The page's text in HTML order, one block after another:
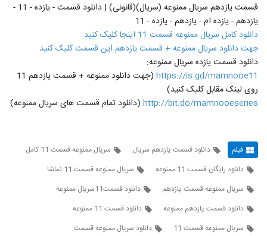
قسمت یازدهم سریال ممنوعه (سریال)(قانونی) | دانلود قسمت - یازده - 11 -
یازدهم - یازده ام - یازدهم - یازده - 11
دانلود کامل سریال ممنوعه قسمت 11 اینجا کلیک کنید
جهت دانلود سریال ممنوعه + قسمت یازدهم این قسمت کلیک کنید
دانلود قسمت یازده سریال ممنوعه:
https://is.gd/mamnooe11
(جهت دانلود ممنوعه + قسمت یازدهم 11
روی لینک مقابل کلیک کنید)
http://bit.do/mamnooeseries (دانلود تمام قسمت های سریال ممنوعه)
فیلم دانلود قسمت یازدهم سریال
سریال ممنوعه قسمت 11 کامل
دانلود رایگان قسمت 11 ممنوعه
سریال ممنوعه قسمت 11 نماشا
سریال ممنوعه قسمت یازدهم
دانلود قسمت11سریال ممنوعه
دانلود قسمت یازدهم ممنوعه
دانلود قسمت 11 ممنوعه
سریال ممنوعه قسمت 11
دانلود سریال ممنوعه قسمت